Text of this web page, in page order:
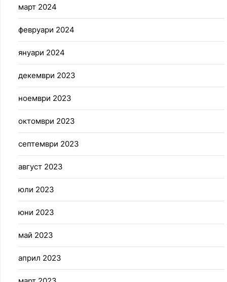
март 2024
февруари 2024
януари 2024
декември 2023
ноември 2023
октомври 2023
септември 2023
август 2023
юли 2023
юни 2023
май 2023
април 2023